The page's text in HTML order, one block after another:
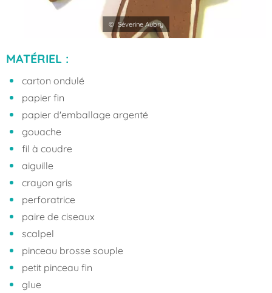
© Séverine Aubry
MATÉRIEL :
carton ondulé
papier fin
papier d'emballage argenté
gouache
fil à coudre
aiguille
crayon gris
perforatrice
paire de ciseaux
scalpel
pinceau brosse souple
petit pinceau fin
glue